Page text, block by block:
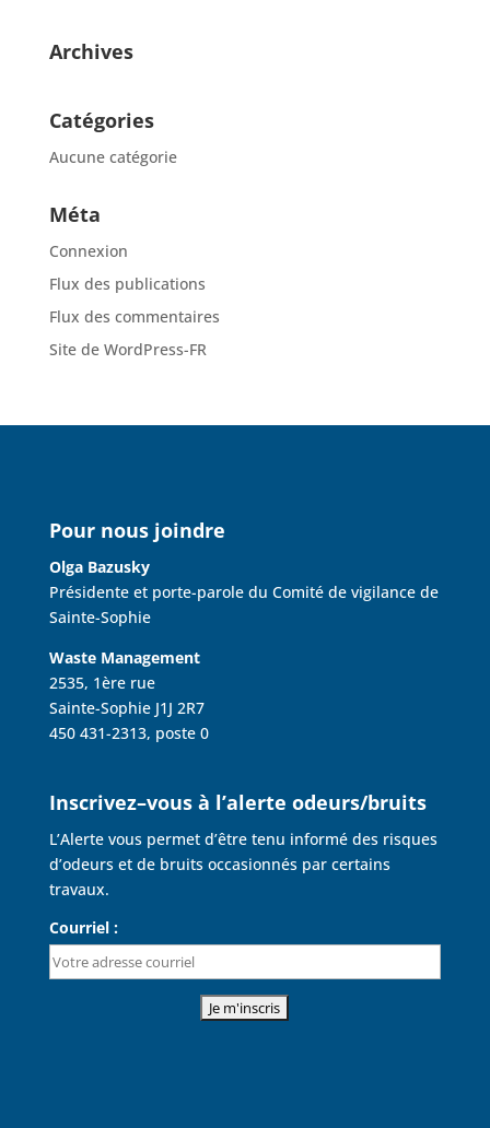
Archives
Catégories
Aucune catégorie
Méta
Connexion
Flux des publications
Flux des commentaires
Site de WordPress-FR
Pour nous joindre
Olga Bazusky
Présidente et porte-parole du Comité de vigilance de
Sainte-Sophie
Waste Management
2535, 1ère rue
Sainte-Sophie J1J 2R7
450 431-2313, poste 0
Inscrivez–vous à l’alerte odeurs/bruits
L’Alerte vous permet d’être tenu informé des risques
d’odeurs et de bruits occasionnés par certains
travaux.
Courriel :